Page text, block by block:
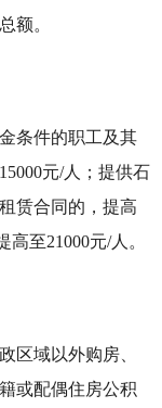
额。
条件的职工及其
元/人；提供石
赁合同的，提高
至21000元/人。
区域以外购房、
或配偶住房公积